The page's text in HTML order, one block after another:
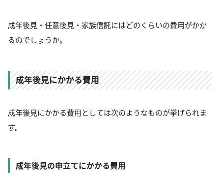
成年後見・任意後見・家族信託にはどのくらいの費用がかか
るのでしょうか。
成年後見にかかる費用
成年後見にかかる費用としては次のようなものが挙げられま
す。
成年後見の申立てにかかる費用